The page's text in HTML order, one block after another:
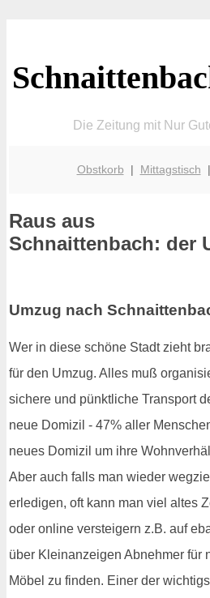
Die Zeitung mit Nur
Obstkorb | Mittagstisch
Raus aus
Schnaittenbach: der
Umzug nach
Wer in diese schöne Stadt zieht
für den Umzug. Alles muß
sichere und pünktliche Transport
neue Domizil - 47% aller
neues Domizil um ihre
Aber auch falls man wieder
erledigen, oft kann man viel altes
oder online versteigern z.B. auf
über Kleinanzeigen Abnehmer für
Möbel zu finden. Einer der